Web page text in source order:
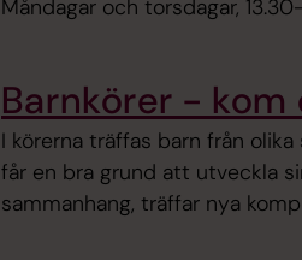
Måndagar och torsdagar,
Barnkörer - kom
I körerna träffas barn från
får en bra grund att utveckla
sammanhang, träffar nya